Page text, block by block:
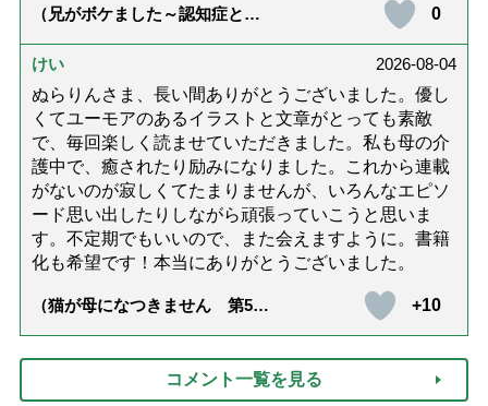
（兄がボケました～認知症と介
達』が届きました」）
0
けい
2026-08-04
ぬらりんさま、長い間ありがとうございました。優し
くてユーモアのあるイラストと文章がとっても素敵
で、毎回楽しく読ませていただきました。私も母の介
護中で、癒されたり励みになりました。これから連載
がないのが寂しくてたまりませんが、いろんなエピソ
ード思い出したりしながら頑張っていこうと思いま
す。不定期でもいいので、また会えますように。書籍
化も希望です！本当にありがとうございました。
（猫が母になつきません 第500
+10
コメント一覧を見る